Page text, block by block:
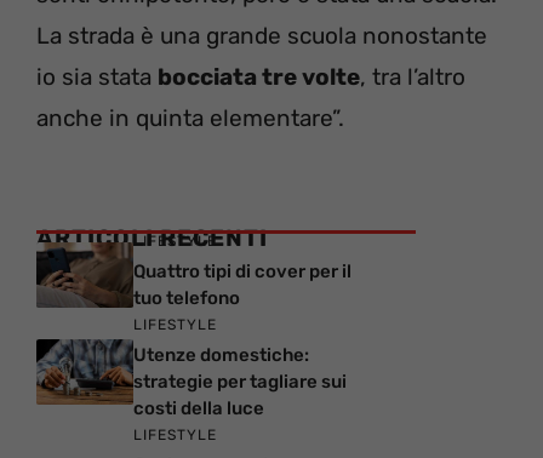
La strada è una grande scuola nonostante
io sia stata bocciata tre volte, tra l’altro
anche in quinta elementare”.
ARTICOLI RECENTI
LIFESTYLE
Quattro tipi di cover per il
tuo telefono
LIFESTYLE
Utenze domestiche:
strategie per tagliare sui
costi della luce
LIFESTYLE